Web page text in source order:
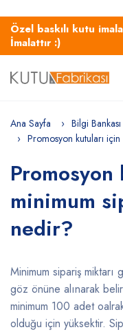
Özel baskılı kutu
İmalattır :)
Ana Sayfa
Bilgi Bankası
Promosyon kutuları
minimum
nedir?
Minimum sipariş
göz önüne alınarak
minimum 100 adet
olduğu için yüksektir.